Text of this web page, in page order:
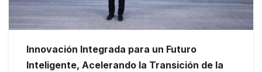
Innovación Integrada para un Futuro
Inteligente, Acelerando la Transición de la